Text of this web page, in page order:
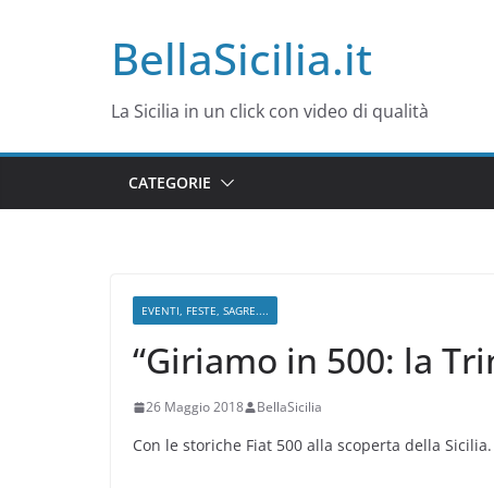
BellaSicilia.it
La Sicilia in un click con video di qualità
CATEGORIE
EVENTI, FESTE, SAGRE....
“Giriamo in 500: la
26 Maggio 2018 BellaSicilia
Con le storiche Fiat 500 alla scoperta della